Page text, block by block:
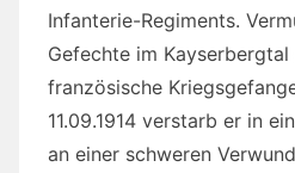
Infanterie-Regiments.
Gefechte im
französische
11.09.1914 verstarb er in
an einer schweren